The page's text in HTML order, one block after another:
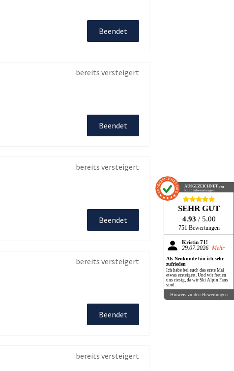
Beendet
bereits versteigert
Beendet
bereits versteigert
Beendet
bereits versteigert
Beendet
bereits versteigert
AUSGEZEICHNET.org
Kundenbewertungen
SEHR GUT
4.93 / 5.00
751 Bewertungen
Kristin 71!
29.07.2026 Mehr
Als Neukunde bin ich sehr
zufrieden
Ich habe bei euch das erste Mal
etwas ersteigert. Und wir freuen
uns riesig, da wir Ski Alpin Fans
sind.
Hinweis zu den Bewertungen